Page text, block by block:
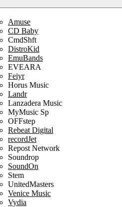
Amuse
CD Baby
CmdShft
DistroKid
EmuBands
EVEARA
Feiyr
Horus Music
Landr
Lanzadera Music
MyMusic Sp
OFFstep
Rebeat Digital
recordJet
Repost Network
Soundrop
SoundOn
Stem
UnitedMasters
Venice Music
Vydia